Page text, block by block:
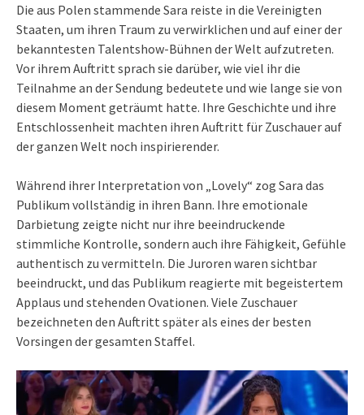
Die aus Polen stammende Sara reiste in die Vereinigten
Staaten, um ihren Traum zu verwirklichen und auf einer der
bekanntesten Talentshow-Bühnen der Welt aufzutreten.
Vor ihrem Auftritt sprach sie darüber, wie viel ihr die
Teilnahme an der Sendung bedeutete und wie lange sie von
diesem Moment geträumt hatte. Ihre Geschichte und ihre
Entschlossenheit machten ihren Auftritt für Zuschauer auf
der ganzen Welt noch inspirierender.
Während ihrer Interpretation von „Lovely“ zog Sara das
Publikum vollständig in ihren Bann. Ihre emotionale
Darbietung zeigte nicht nur ihre beeindruckende
stimmliche Kontrolle, sondern auch ihre Fähigkeit, Gefühle
authentisch zu vermitteln. Die Juroren waren sichtbar
beeindruckt, und das Publikum reagierte mit begeistertem
Applaus und stehenden Ovationen. Viele Zuschauer
bezeichneten den Auftritt später als eines der besten
Vorsingen der gesamten Staffel.